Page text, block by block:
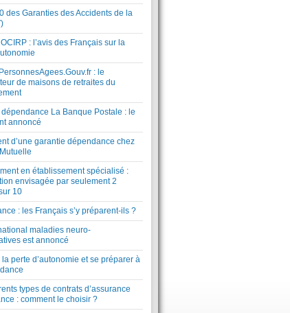
des Garanties des Accidents de la
: l’avis des Français sur la
: le
de maisons de retraites du
La Banque Postale : le
annoncé
d’une garantie dépendance chez
en établissement spécialisé :
envisagée par seulement 2
10
: les Français s’y préparent-ils ?
maladies neuro-
est annoncé
perte d’autonomie et se préparer à
types de contrats d’assurance
: comment le choisir ?